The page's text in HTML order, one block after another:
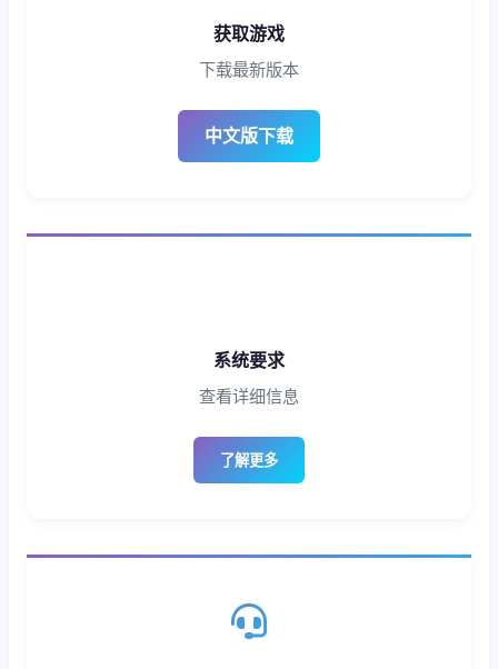
获取游戏
下载最新版本
中文版下载
系统要求
查看详细信息
了解更多